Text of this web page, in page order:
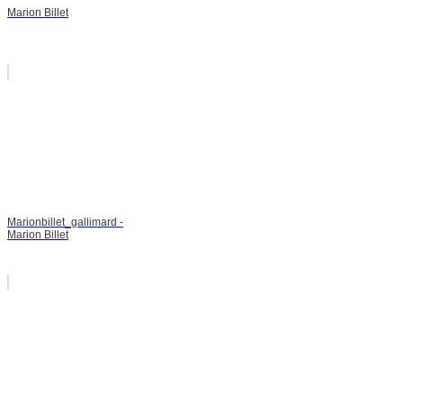
Marion Billet
Marionbillet_gallimard -
Marion Billet